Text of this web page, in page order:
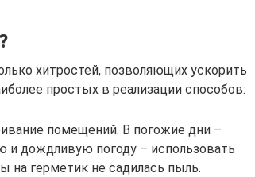
хитростей, позволяющих ускорить
простых в реализации способов:
помещений. В погожие дни –
и дождливую погоду – использовать
на герметик не садилась пыль.